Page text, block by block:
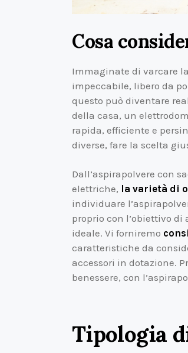
Cosa
Immaginate di varcare
impeccabile, libero da
questo può diventare
della casa, un
rapida, efficiente e
diverse, fare la scelta
Dall’aspirapolvere con
elettriche, la varietà di
individuare
proprio con l’obiettivo di
ideale. Vi forniremo
caratteristiche da
accessori in dotazione.
benessere, con
Tipologia